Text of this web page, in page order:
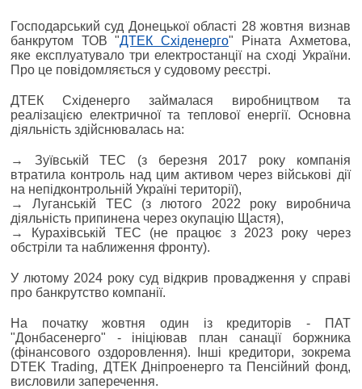
Господарський суд Донецької області 28 жовтня визнав
банкрутом ТОВ "ДТЕК Східенерго" Ріната Ахметова,
яке експлуатувало три електростанції на сході України.
Про це повідомляється у судовому реєстрі.
ДТЕК Східенерго займалася виробництвом та
реалізацією електричної та теплової енергії. Основна
діяльність здійснювалась на:
→ Зуївській ТЕС (з березня 2017 року компанія
втратила контроль над цим активом через військові дії
на непідконтрольній Україні території),
→ Луганській ТЕС (з лютого 2022 року виробнича
діяльність припинена через окупацію Щастя),
→ Курахівській ТЕС (не працює з 2023 року через
обстріли та наближення фронту).
У лютому 2024 року суд відкрив провадження у справі
про банкрутство компанії.
На початку жовтня один із кредиторів - ПАТ
"Донбасенерго" - ініціював план санації боржника
(фінансового оздоровлення). Інші кредитори, зокрема
DTEK Trading, ДТЕК Дніпроенерго та Пенсійний фонд,
висловили заперечення.